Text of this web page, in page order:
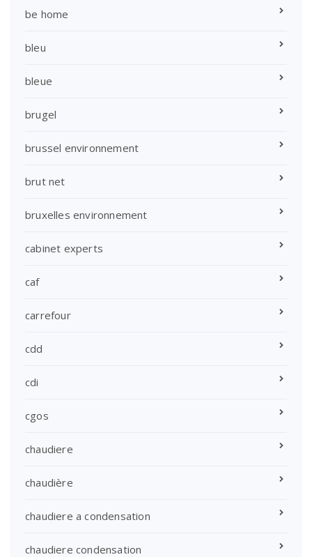
be home
bleu
bleue
brugel
brussel environnement
brut net
bruxelles environnement
cabinet experts
caf
carrefour
cdd
cdi
cgos
chaudiere
chaudière
chaudiere a condensation
chaudiere condensation